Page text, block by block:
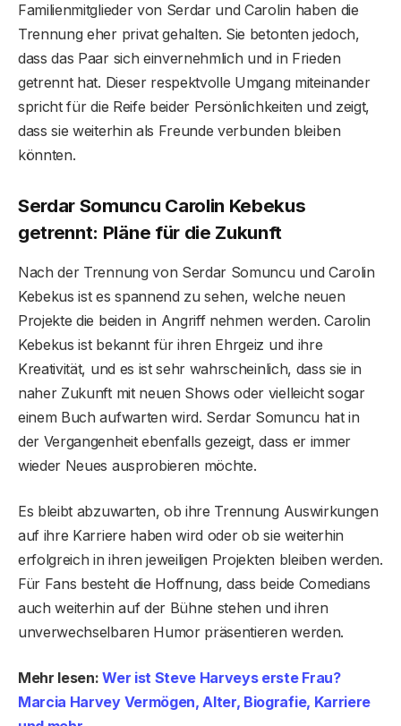
Familienmitglieder von Serdar und Carolin haben die
Trennung eher privat gehalten. Sie betonten jedoch,
dass das Paar sich einvernehmlich und in Frieden
getrennt hat. Dieser respektvolle Umgang miteinander
spricht für die Reife beider Persönlichkeiten und zeigt,
dass sie weiterhin als Freunde verbunden bleiben
könnten.
Serdar Somuncu Carolin Kebekus
getrennt: Pläne für die Zukunft
Nach der Trennung von Serdar Somuncu und Carolin
Kebekus ist es spannend zu sehen, welche neuen
Projekte die beiden in Angriff nehmen werden. Carolin
Kebekus ist bekannt für ihren Ehrgeiz und ihre
Kreativität, und es ist sehr wahrscheinlich, dass sie in
naher Zukunft mit neuen Shows oder vielleicht sogar
einem Buch aufwarten wird. Serdar Somuncu hat in
der Vergangenheit ebenfalls gezeigt, dass er immer
wieder Neues ausprobieren möchte.
Es bleibt abzuwarten, ob ihre Trennung Auswirkungen
auf ihre Karriere haben wird oder ob sie weiterhin
erfolgreich in ihren jeweiligen Projekten bleiben werden.
Für Fans besteht die Hoffnung, dass beide Comedians
auch weiterhin auf der Bühne stehen und ihren
unverwechselbaren Humor präsentieren werden.
Mehr lesen:Wer ist Steve Harveys erste Frau?
Marcia Harvey Vermögen, Alter, Biografie, Karriere